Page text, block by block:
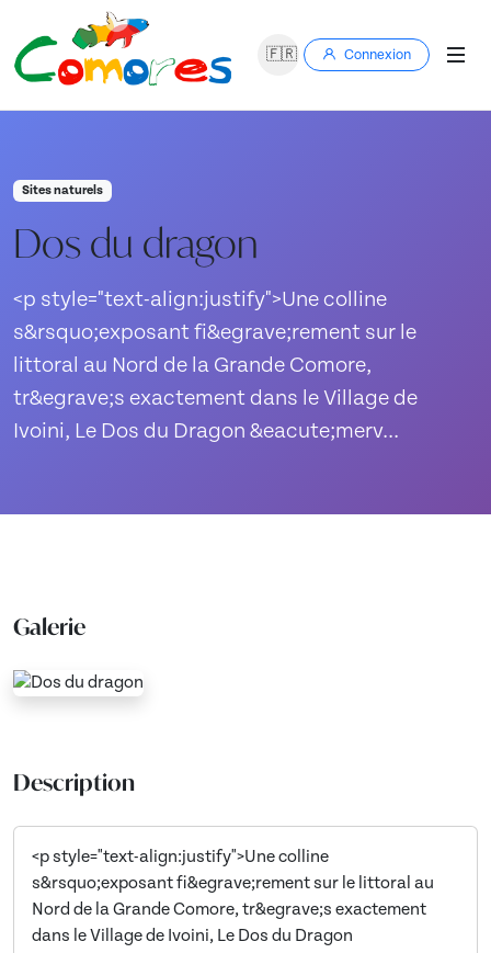
🇫🇷 Connexion
Sites naturels
Dos du dragon
<p style="text-align:justify">Une colline
s&rsquo;exposant fi&egrave;rement sur le
littoral au Nord de la Grande Comore,
tr&egrave;s exactement dans le Village de
Ivoini, Le Dos du Dragon &eacute;merv...
Galerie
Description
<p style="text-align:justify">Une colline
s&rsquo;exposant fi&egrave;rement sur le littoral au
Nord de la Grande Comore, tr&egrave;s exactement
dans le Village de Ivoini, Le Dos du Dragon